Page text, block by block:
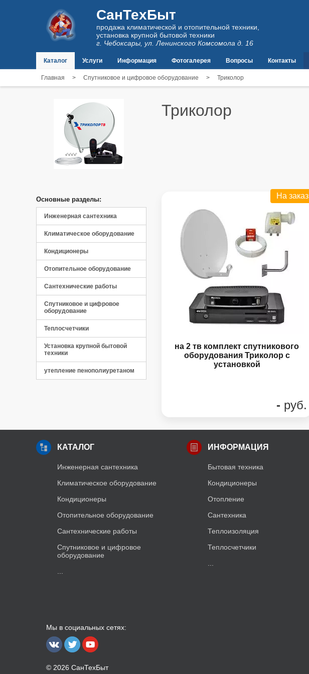
СанТехБыт
продажа климатической и отопительной техники,
установка крупной бытовой техники
г. Чебоксары, ул. Ленинского Комсомола д. 16
Каталог Услуги Информация Фотогалерея Вопросы Контакты
Главная > Спутниковое и цифровое оборудование > Триколор
Триколор
На заказ
на 2 тв комплект спутникового
оборудования Триколор с
установкой
- руб.
Основные разделы:
Инженерная сантехника
Климатическое оборудование
Кондиционеры
Отопительное оборудование
Сантехнические работы
Спутниковое и цифровое
оборудование
Теплосчетчики
Установка крупной бытовой
техники
утепление пенополиуретаном
КАТАЛОГ
Инженерная сантехника
Климатическое оборудование
Кондиционеры
Отопительное оборудование
Сантехнические работы
Спутниковое и цифровое
оборудование
ИНФОРМАЦИЯ
Бытовая техника
Кондиционеры
Отопление
Сантехника
Теплоизоляция
Теплосчетчики
Мы в социальных сетях:
© 2026 СанТехБыт